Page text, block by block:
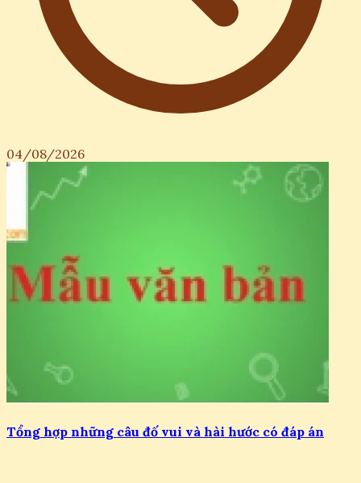
04/08/2026
Tổng hợp những câu đố vui và hài hước có đáp án